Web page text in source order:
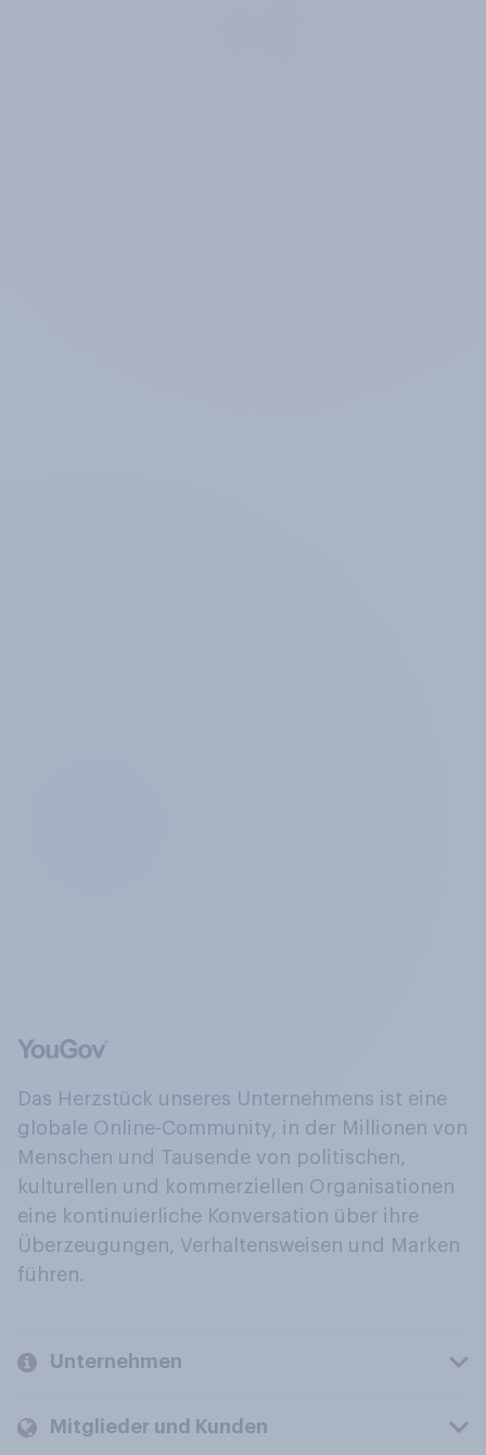
Das Herzstück unseres Unternehmens ist eine
globale Online-Community, in der Millionen von
Menschen und Tausende von politischen,
kulturellen und kommerziellen Organisationen
eine kontinuierliche Konversation über ihre
Überzeugungen, Verhaltensweisen und Marken
führen.
Unternehmen
Mitglieder und Kunden